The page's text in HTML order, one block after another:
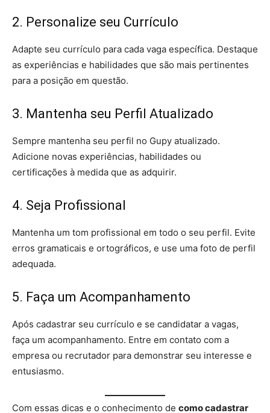
2. Personalize seu Currículo
Adapte seu currículo para cada vaga específica. Destaque
as experiências e habilidades que são mais pertinentes
para a posição em questão.
3. Mantenha seu Perfil Atualizado
Sempre mantenha seu perfil no Gupy atualizado.
Adicione novas experiências, habilidades ou
certificações à medida que as adquirir.
4. Seja Profissional
Mantenha um tom profissional em todo o seu perfil. Evite
erros gramaticais e ortográficos, e use uma foto de perfil
adequada.
5. Faça um Acompanhamento
Após cadastrar seu currículo e se candidatar a vagas,
faça um acompanhamento. Entre em contato com a
empresa ou recrutador para demonstrar seu interesse e
entusiasmo.
Com essas dicas e o conhecimento de como cadastrar